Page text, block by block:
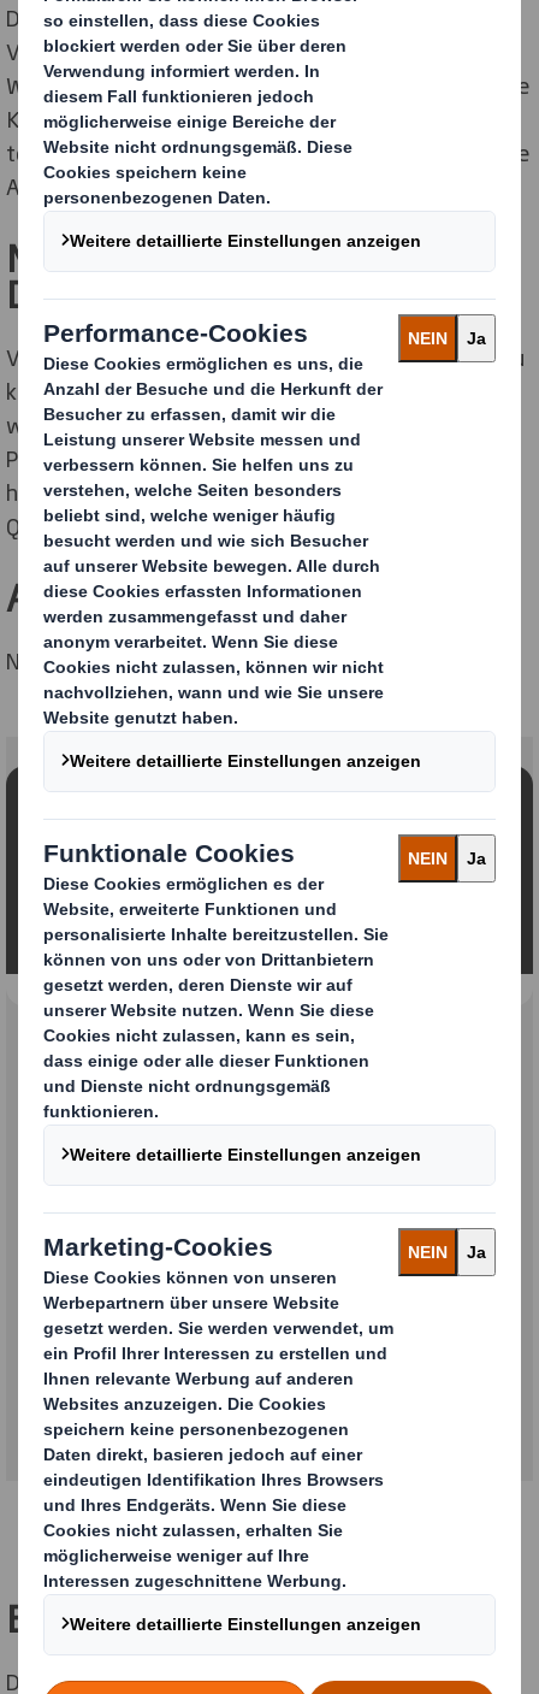
Du begleitest den Kunden bei Display- und
Verpackungslösungen entlang der gesamten
Wertschöpfungskette. Von der ersten Anfrage über die
Konstruktion, Gestaltung, Drucktechnik bis zur
termingerechten Auslieferung der Produkte. Wie Du die
Aufgaben strukturierst, entscheidest Du.
Mehrwehrt und Nebeneffekt
Deines Jobs!
Verpackungen und Displays in Super­märkten siehst Du
künftig mit neuen Augen und Du ertappst Dich dabei,
wie Du stolz murmelst: „Das ist eine
Produktverpackung im Handel, die „Ich“ mitgemacht
habe!“ Denn DS Smith ist weit voran, wenn es um
Qualität und Einzigartigkeit geht.
Aufstiegschancen.
Na klar – bei DS Smith versauerst Du nicht.
Inhalt blockiert
Um dieses Video anzeigen zu können, müssen Sie die
Verwendung von funktionellen Cookies zulassen.
Meine Einstellungen ändern
Einblick in
Karrieremöglichkeiten
Sophia erzählt euch von ihrem
Werdegang der letzten Jahre.
Kontinuierlich hat sie sich
weiterentwickelt und verschiedene
Rollen und Jobs im Unternehmen
durchlaufen und viel gelernt.
Ein Team.
Du arbeitest nicht allein, sondern erlebst das positive